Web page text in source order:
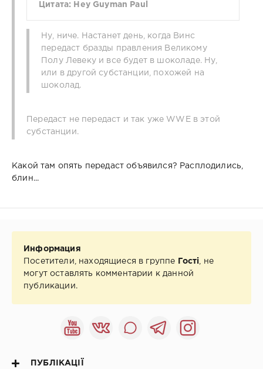
Цитата: Hey Guyman Paul
Ну, ниче. Настанет день, когда Винс
передаст бразды правления Великому
Полу Левеку и все будет в шоколаде. Ну,
или в другой субстанции, похожей на
шоколад.
Передаст не передаст и так уже WWE в этой
субстанции.
Какой там опять передаст объявился? Расплодились,
блин...
Информация
Посетители, находящиеся в группе
Гості , не
могут оставлять комментарии к данной
публикации.
ПУБЛІКАЦІЇ